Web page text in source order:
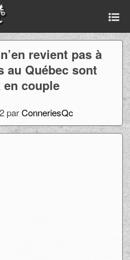
revient pas à
au Québec sont
en couple
parConneriesQc